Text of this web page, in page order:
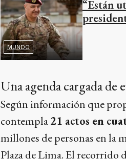
MUNDO
“Están
Una agenda cargada de
Según información que
contempla21 actos en
millones de personas en la
Plaza de Lima. El recorrido